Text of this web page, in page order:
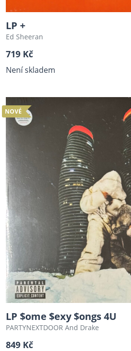
LP +
Ed Sheeran
719 Kč
Není skladem
NOVÉ
LP $ome $exy $ongs 4U
PARTYNEXTDOOR And Drake
849 Kč